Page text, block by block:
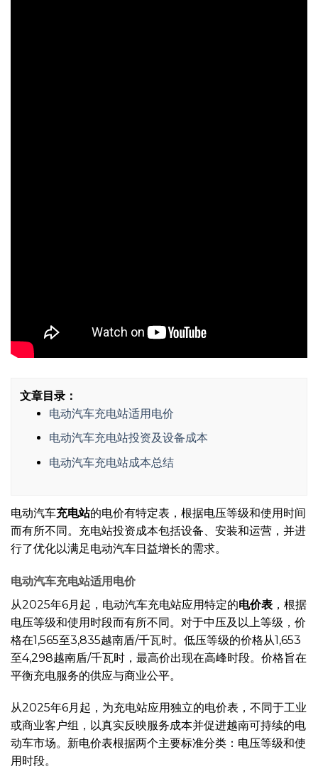
文章目录：
电动汽车充电站适用电价
电动汽车充电站投资及设备成本
电动汽车充电站成本总结
电动汽车充电站的电价有特定表，根据电压等级和使用时间
而有所不同。充电站投资成本包括设备、安装和运营，并进
行了优化以满足电动汽车日益增长的需求。
电动汽车充电站适用电价
从2025年6月起，电动汽车充电站应用特定的电价表 ，根据
电压等级和使用时段而有所不同。对于中压及以上等级，价
格在1,565至3,835越南盾/千瓦时。低压等级的价格从1,653
至4,298越南盾/千瓦时，最高价出现在高峰时段。价格旨在
平衡充电服务的供应与商业公平。
从2025年6月起，为充电站应用独立的电价表，不同于工业
或商业客户组，以真实反映服务成本并促进越南可持续的电
动车市场。新电价表根据两个主要标准分类：电压等级和使
用时段。